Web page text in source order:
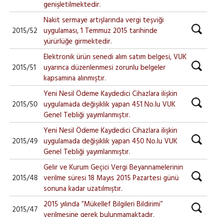
genişletilmektedir.
2015/52
Nakit sermaye artışlarında vergi teşviği
uygulaması, 1 Temmuz 2015 tarihinde
yürürlüğe girmektedir.
2015/51
Elektronik ürün senedi alım satım belgesi, VUK
uyarınca düzenlenmesi zorunlu belgeler
kapsamına alınmıştır.
2015/50
Yeni Nesil Ödeme Kaydedici Cihazlara ilişkin
uygulamada değişiklik yapan 451 No.lu VUK
Genel Tebliği yayımlanmıştır.
2015/49
Yeni Nesil Ödeme Kaydedici Cihazlara ilişkin
uygulamada değişiklik yapan 450 No.lu VUK
Genel Tebliği yayımlanmıştır.
2015/48
Gelir ve Kurum Geçici Vergi Beyannamelerinin
verilme süresi 18 Mayıs 2015 Pazartesi günü
sonuna kadar uzatılmıştır.
2015/47 2015 yılında “Mükellef Bilgileri Bildirimi”